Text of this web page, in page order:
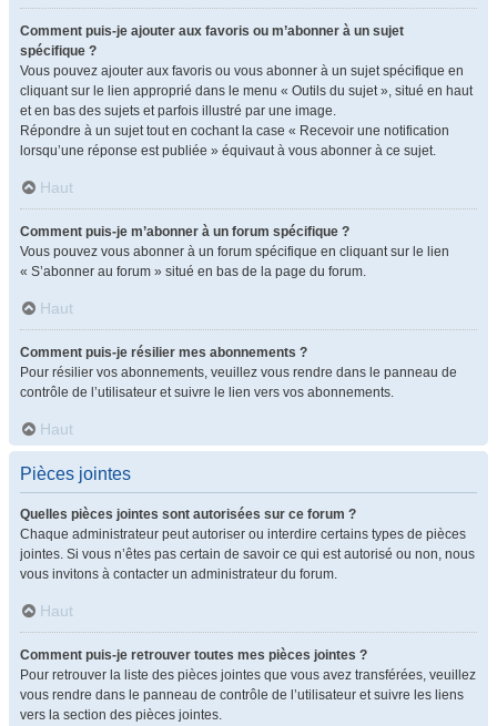
Comment puis-je ajouter aux favoris ou m’abonner à un sujet
spécifique ?
Vous pouvez ajouter aux favoris ou vous abonner à un sujet spécifique en
cliquant sur le lien approprié dans le menu « Outils du sujet », situé en haut
et en bas des sujets et parfois illustré par une image.
Répondre à un sujet tout en cochant la case « Recevoir une notification
lorsqu’une réponse est publiée » équivaut à vous abonner à ce sujet.
Haut
Comment puis-je m’abonner à un forum spécifique ?
Vous pouvez vous abonner à un forum spécifique en cliquant sur le lien
« S’abonner au forum » situé en bas de la page du forum.
Haut
Comment puis-je résilier mes abonnements ?
Pour résilier vos abonnements, veuillez vous rendre dans le panneau de
contrôle de l’utilisateur et suivre le lien vers vos abonnements.
Haut
Pièces jointes
Quelles pièces jointes sont autorisées sur ce forum ?
Chaque administrateur peut autoriser ou interdire certains types de pièces
jointes. Si vous n’êtes pas certain de savoir ce qui est autorisé ou non, nous
vous invitons à contacter un administrateur du forum.
Haut
Comment puis-je retrouver toutes mes pièces jointes ?
Pour retrouver la liste des pièces jointes que vous avez transférées, veuillez
vous rendre dans le panneau de contrôle de l’utilisateur et suivre les liens
vers la section des pièces jointes.